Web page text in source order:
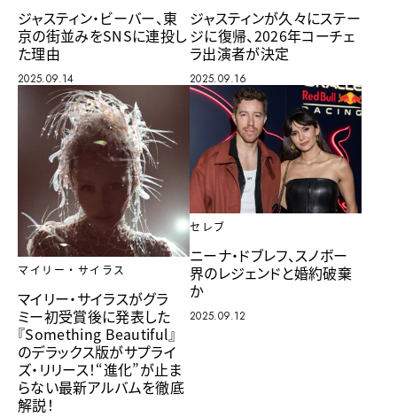
ジャスティン・ビーバー、東
京の街並みをSNSに連投し
た理由
2025.09.14
ジャスティンが久々にステー
ジに復帰、2026年コーチェ
ラ出演者が決定
2025.09.16
マイリー・サイラス
マイリー・サイラスがグラ
ミー初受賞後に発表した
『Something Beautiful』
のデラックス版がサプライ
ズ・リリース！“進化”が止ま
らない最新アルバムを徹底
解説！
セレブ
ニーナ・ドブレフ、スノボー
界のレジェンドと婚約破棄
か
2025.09.12